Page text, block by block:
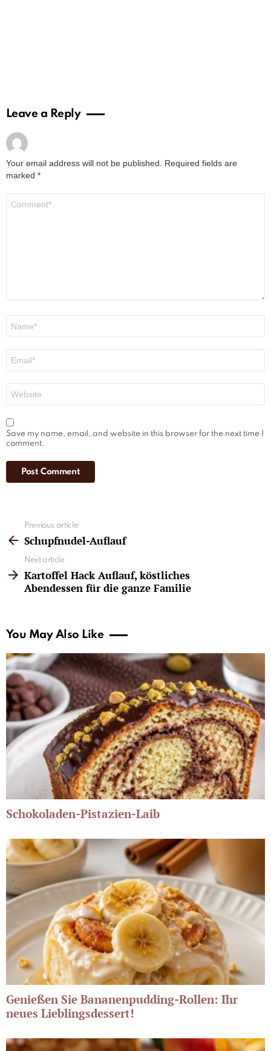
Leave a Reply
Your email address will not be published.
Required fields are
marked *
Save my name, email, and website in this browser for the next time I
comment.
more
Previous article
Schupfnudel-Auflauf
Next article
Kartoffel Hack Auflauf, köstliches
Abendessen für die ganze Familie
You May Also Like
Schokoladen-Pistazien-Laib
Genießen Sie Bananenpudding-Rollen: Ihr
neues Lieblingsdessert!